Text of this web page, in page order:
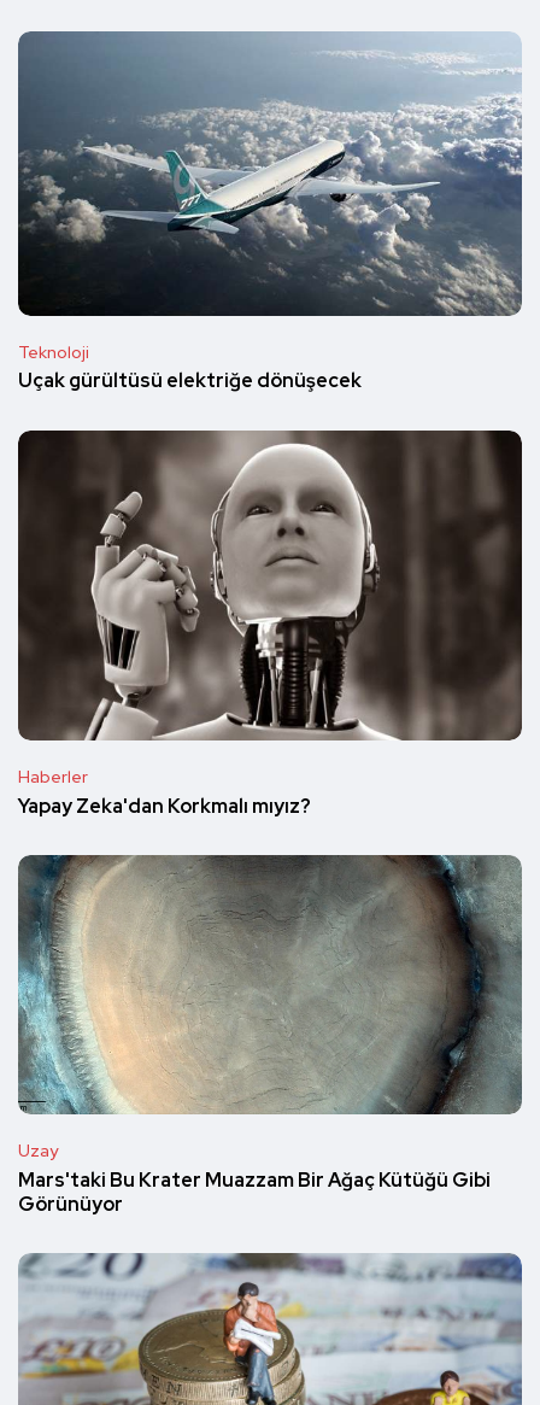
Teknoloji
Uçak gürültüsü elektriğe dönüşecek
Haberler
Yapay Zeka'dan Korkmalı mıyız?
Uzay
Mars'taki Bu Krater Muazzam Bir Ağaç Kütüğü Gibi
Görünüyor